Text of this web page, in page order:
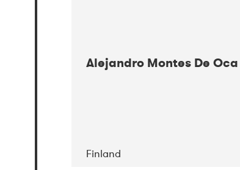
Alejandro Montes De Oca
Finland